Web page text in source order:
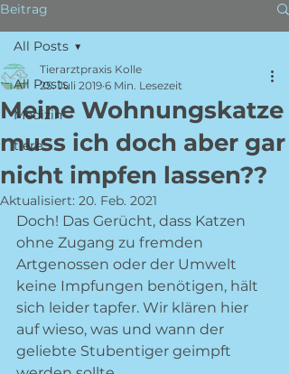
Beitrag
All Posts
Medizin
tiere
All Posts
Meine Wohnungskatze
muss ich doch aber gar
nicht impfen lassen??
Tierarztpraxis Kolle
25. Juli 2019 6 Min. Lesezeit
Aktualisiert: 20. Feb. 2021
Doch! Das Gerücht, dass Katzen
ohne Zugang zu fremden
Artgenossen oder der Umwelt
keine Impfungen benötigen, hält
sich leider tapfer. Wir klären hier
auf wieso, was und wann der
geliebte Stubentiger geimpft